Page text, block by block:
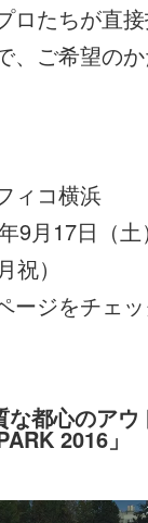
ロたちが直
、ご希望の
ィコ横浜
9月17日（土
祝）
ージをチェッ
な都心のア
2016」